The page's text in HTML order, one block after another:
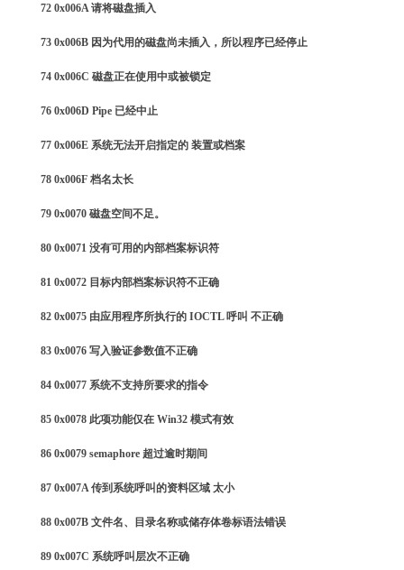
72 0x006A 请将磁盘插入
73 0x006B 因为代用的磁盘尚未插入，所以程序已经停止
74 0x006C 磁盘正在使用中或被锁定
76 0x006D Pipe 已经中止
77 0x006E 系统无法开启指定的 装置或档案
78 0x006F 档名太长
79 0x0070 磁盘空间不足。
80 0x0071 没有可用的内部档案标识符
81 0x0072 目标内部档案标识符不正确
82 0x0075 由应用程序所执行的 IOCTL 呼叫 不正确
83 0x0076 写入验证参数值不正确
84 0x0077 系统不支持所要求的指令
85 0x0078 此项功能仅在 Win32 模式有效
86 0x0079 semaphore 超过逾时期间
87 0x007A 传到系统呼叫的资料区域 太小
88 0x007B 文件名、目录名称或储存体卷标语法错误
89 0x007C 系统呼叫层次不正确